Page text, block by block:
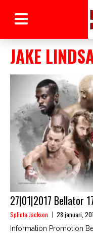
JAKE
27|01|2017 Bellator
Splinta Jackson 28 januari,
Information Promotion